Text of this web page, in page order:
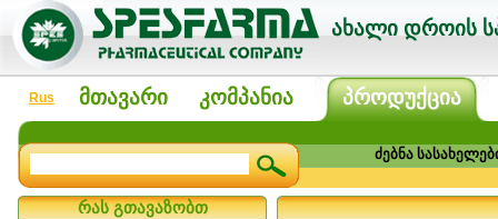
ახალი დროის
Rus მთავარი კომპანია პროდუქცია
ძებნა
რას გთავაზობთ